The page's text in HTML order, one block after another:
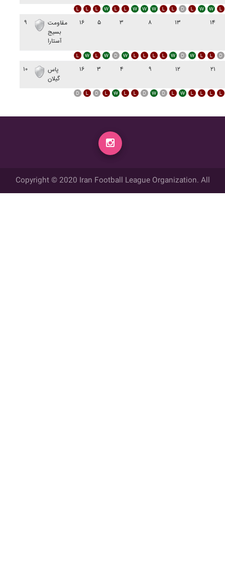
۹
مقاومت
بسيج
آستارا
۱۶ ۵ ۳ ۸ ۱۳ ۱۴
۱۰
پاس
گيلان
۱۶ ۳ ۴ ۹ ۱۲ ۲۱
Copyright © 2020 Iran Football League Organization. All